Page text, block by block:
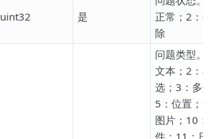
uint32 是
正常；2：
除
问题类型。
文本；2：单
选；3：多
5：位置；9
图片；10：
件；11：日